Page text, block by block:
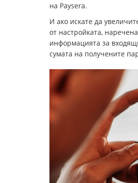
на Paysera.
И ако искате да
от настройката,
информацията за
сумата на получените